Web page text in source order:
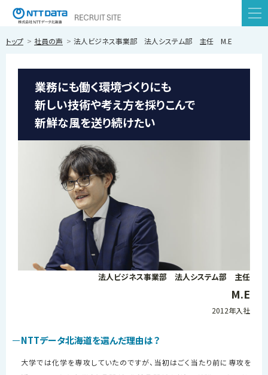
トップ 社員の声 法人ビジネス事業部 法人システム部 主任 M.E
業務にも働く環境づくりにも
新しい技術や考え方を採りこんで
新鮮な風を送り続けたい
法人ビジネス事業部 法人システム部 主任
M.E
2012年入社
NTTデータ北海道を選んだ理由は？
大学では化学を専攻していたのですが、当初はごく当たり前に専攻を